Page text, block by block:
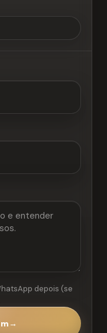
depois (se
→